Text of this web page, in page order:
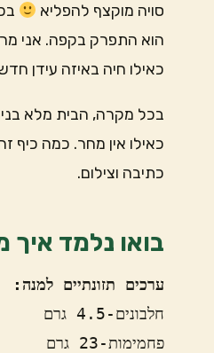
סויה מוקצף להפליא
הוא התפרק בקפה. אני
כאילו חיה באיזה עידן
בכל מקרה, הבית מלא
כאילו אין מחר. כמה
כתיבה וצילום.
בואו נלמד
ערכים תזונתיים למנה:
חלבונים-4.5 גרם
פחמימות-23 גרם